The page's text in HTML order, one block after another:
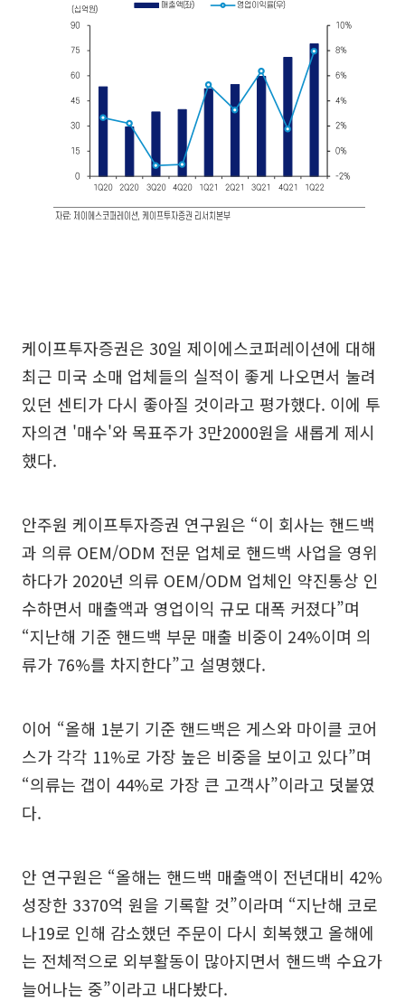
케이프투자증권은 30일 제이에스코퍼레이션에 대해
최근 미국 소매 업체들의 실적이 좋게 나오면서 눌려
있던 센티가 다시 좋아질 것이라고 평가했다. 이에 투
자의견 '매수'와 목표주가 3만2000원을 새롭게 제시
했다.
안주원 케이프투자증권 연구원은 “이 회사는 핸드백
과 의류 OEM/ODM 전문 업체로 핸드백 사업을 영위
하다가 2020년 의류 OEM/ODM 업체인 약진통상 인
수하면서 매출액과 영업이익 규모 대폭 커졌다”며
“지난해 기준 핸드백 부문 매출 비중이 24%이며 의
류가 76%를 차지한다”고 설명했다.
이어 “올해 1분기 기준 핸드백은 게스와 마이클 코어
스가 각각 11%로 가장 높은 비중을 보이고 있다”며
“의류는 갭이 44%로 가장 큰 고객사”이라고 덧붙였
다.
안 연구원은 “올해는 핸드백 매출액이 전년대비 42%
성장한 3370억 원을 기록할 것”이라며 “지난해 코로
나19로 인해 감소했던 주문이 다시 회복했고 올해에
는 전체적으로 외부활동이 많아지면서 핸드백 수요가
늘어나는 중”이라고 내다봤다.